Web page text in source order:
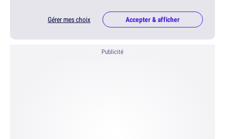
Gérer mes choix Accepter & afficher
Publicité